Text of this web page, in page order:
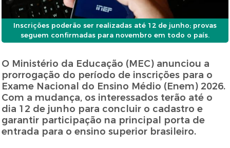
Inscrições poderão ser realizadas até 12 de junho; provas
seguem confirmadas para novembro em todo o país.
O Ministério da Educação (MEC) anunciou a
prorrogação do período de inscrições para o
Exame Nacional do Ensino Médio (Enem) 2026.
Com a mudança, os interessados terão até o
dia 12 de junho para concluir o cadastro e
garantir participação na principal porta de
entrada para o ensino superior brasileiro.